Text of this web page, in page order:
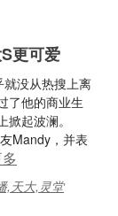
更可爱
就没从热搜上离
了他的商业生
起波澜。
Mandy，并表
,天大,灵堂